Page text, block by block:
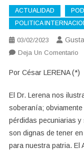
ACTUALIDAD
POLITICA
03/02/2023
Deja Un ComentarioEn
Por César LERENA (*)
El Dr. Lerena nos
soberanía;
pérdidas pecuniarias
son dignas de tener
para nuestra patria. El